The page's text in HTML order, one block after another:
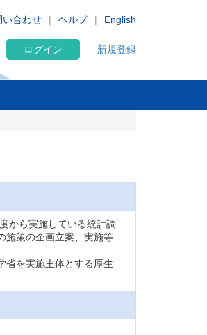
English
い合わせ ヘルプ
ログイン 新規登録
から実施している統計調
施策の企画立案、実施等
省を実施主体とする厚生